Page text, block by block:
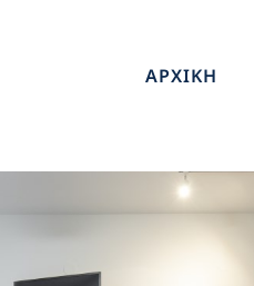
ΑΡΧΙΚΗ